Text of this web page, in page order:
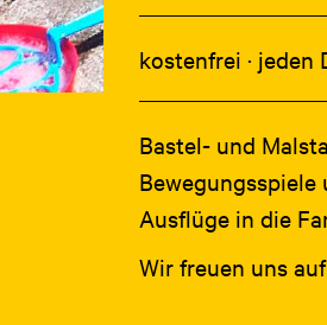
kostenfrei ·
Bastel- und
Ausflüge in die
Wir freuen uns